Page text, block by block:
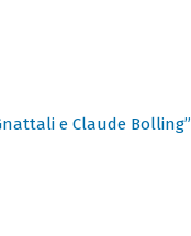
e Claude Bolling”